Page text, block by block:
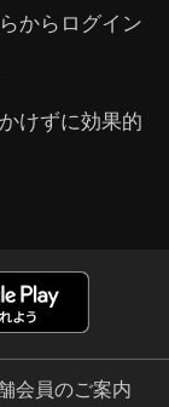
からログイン
けずに効果的
会員のご案内